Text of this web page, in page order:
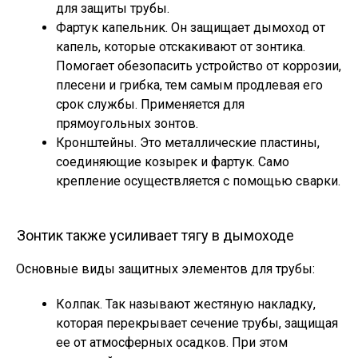
для защиты трубы.
Фартук капельник. Он защищает дымоход от
капель, которые отскакивают от зонтика.
Помогает обезопасить устройство от коррозии,
плесени и грибка, тем самым продлевая его
срок службы. Применяется для
прямоугольных зонтов.
Кронштейны. Это металлические пластины,
соединяющие козырек и фартук. Само
крепление осуществляется с помощью сварки.
Зонтик также усиливает тягу в дымоходе
Основные виды защитных элементов для трубы:
Колпак. Так называют жестяную накладку,
которая перекрывает сечение трубы, защищая
ее от атмосферных осадков. При этом